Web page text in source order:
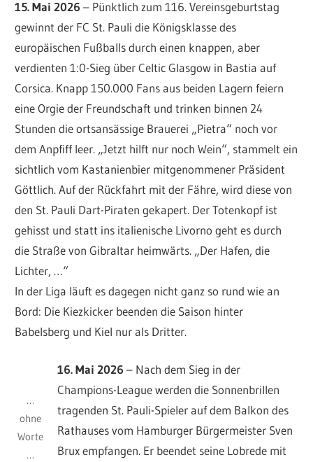
15. Mai 2026 – Pünktlich zum 116. Vereinsgeburtstag
gewinnt der FC St. Pauli die Königsklasse des
europäischen Fußballs durch einen knappen, aber
verdienten 1:0-Sieg über Celtic Glasgow in Bastia auf
Corsica. Knapp 150.000 Fans aus beiden Lagern feiern
eine Orgie der Freundschaft und trinken binnen 24
Stunden die ortsansässige Brauerei „Pietra“ noch vor
dem Anpfiff leer. „Jetzt hilft nur noch Wein“, stammelt ein
sichtlich vom Kastanienbier mitgenommener Präsident
Göttlich. Auf der Rückfahrt mit der Fähre, wird diese von
den St. Pauli Dart-Piraten gekapert. Der Totenkopf ist
gehisst und statt ins italienische Livorno geht es durch
die Straße von Gibraltar heimwärts. „Der Hafen, die
Lichter, …“
In der Liga läuft es dagegen nicht ganz so rund wie an
Bord: Die Kiezkicker beenden die Saison hinter
Babelsberg und Kiel nur als Dritter.
…
ohne
Worte
…
16. Mai 2026 – Nach dem Sieg in der
Champions-League werden die Sonnenbrillen
tragenden St. Pauli-Spieler auf dem Balkon des
Rathauses vom Hamburger Bürgermeister Sven
Brux empfangen. Er beendet seine Lobrede mit